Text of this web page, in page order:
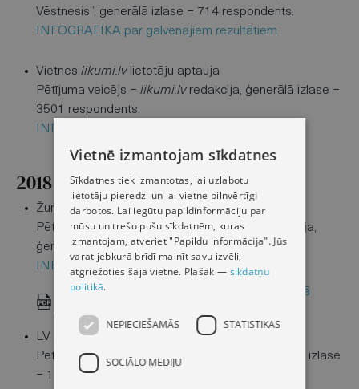
Vēstnesis”, ģenerālā izlase − 714 respondents.
INFOGRAFIKA par galvenajiem rezultātiem
Vietnes likumi.lv lietotāju aptauja
Pētījuma veicējs − likumi.lvredakcija, ģenerālā izlase −
3501 respondents.
INFOGRAFIKA par galvenajiem rezultātiem
2018
Žurnāla "Jurista Vārds" lasītāju aptauja
Pētījuma veicējs − žurnāla "Jurista Vārds" redakcija,
ģenerālā izlase − 260 respondenti.
INFOGRAFIKA par galvenajiem rezultātiem
Kopsavilkums − “Jurista Vārda” lasītāji aptaujā
LV portāla lietotāju aptauja
Pētījuma veicējs − LV portāla redakcija, ģenerālā izlase
− 1379 respondenti.
Vietnē izmantojam sīkdatnes
Sīkdatnes tiek izmantotas, lai uzlabotu
lietotāju pieredzi un lai vietne pilnvērtīgi
darbotos. Lai iegūtu papildinformāciju par
mūsu un trešo pušu sīkdatnēm, kuras
izmantojam, atveriet "Papildu informācija". Jūs
varat jebkurā brīdī mainīt savu izvēli,
atgriežoties šajā vietnē. Plašāk — sīkdatņu
politikā.
NEPIECIEŠAMĀS STATISTIKAS
SOCIĀLO MEDIJU